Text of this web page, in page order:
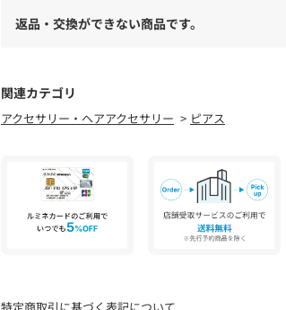
・非常に引っ掛かりやすく、取れやすいのでご
・皮膚に痒みや刺激を感じた際は使用をお止め
・摩擦(特に汗や雨等で濡れた状態)により色落
注意下さい。
・定期的にふき取りのメンテナンスをお願いし
・消毒液が製品に直接かかる事が無いようご注
[注意事項]
返品・交換ができない商品です。
関連カテゴリ
アクセサリー・ヘアアクセサリー ピアス